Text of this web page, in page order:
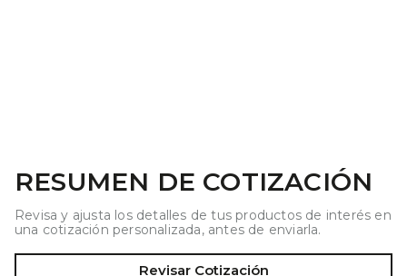
RESUMEN DE COTIZACIÓN
Revisa y ajusta los detalles de tus productos de interés en
una cotización personalizada, antes de enviarla.
Revisar Cotización